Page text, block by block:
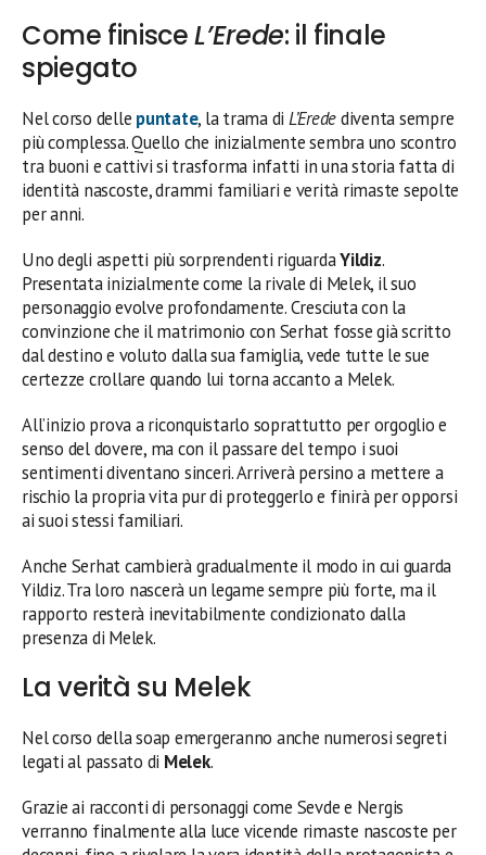
Come finisceL’Erede: il finale
spiegato
Nel corso delle puntate, la trama di L’Eredediventa sempre
più complessa. Quello che inizialmente sembra uno scontro
tra buoni e cattivi si trasforma infatti in una storia fatta di
identità nascoste, drammi familiari e verità rimaste sepolte
per anni.
Uno degli aspetti più sorprendenti riguardaYildiz.
Presentata inizialmente come la rivale di Melek, il suo
personaggio evolve profondamente. Cresciuta con la
convinzione che il matrimonio con Serhat fosse già scritto
dal destino e voluto dalla sua famiglia, vede tutte le sue
certezze crollare quando lui torna accanto a Melek.
All’inizio prova a riconquistarlo soprattutto per orgoglio e
senso del dovere, ma con il passare del tempo i suoi
sentimenti diventano sinceri. Arriverà persino a mettere a
rischio la propria vita pur di proteggerlo e finirà per opporsi
ai suoi stessi familiari.
Anche Serhat cambierà gradualmente il modo in cui guarda
Yildiz. Tra loro nascerà un legame sempre più forte, ma il
rapporto resterà inevitabilmente condizionato dalla
presenza di Melek.
La verità su Melek
Nel corso della soap emergeranno anche numerosi segreti
legati al passato di Melek.
Grazie ai racconti di personaggi come Sevde e Nergis
verranno finalmente alla luce vicende rimaste nascoste per